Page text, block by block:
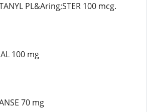
PL&Aring;STER 100 mcg.
100 mg
70 mg